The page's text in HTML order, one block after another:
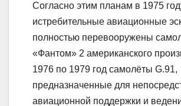
Согласно этим планам в 1975
истребительные авиационные
полностью перевооружены
«Фантом» 2 американского
1976 по 1979 год самолёты G.91,
предназначенные для
авиационной поддержки и